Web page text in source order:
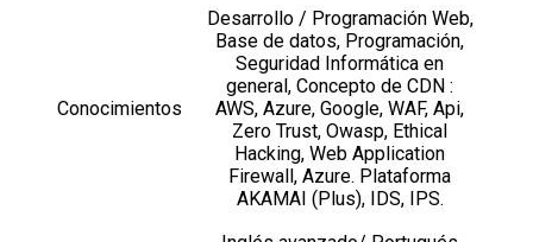
Conocimientos
Desarrollo / Programación Web,
Base de datos, Programación,
Seguridad Informática en
general, Concepto de CDN :
AWS, Azure, Google, WAF, Api,
Zero Trust, Owasp, Ethical
Hacking, Web Application
Firewall, Azure. Plataforma
AKAMAI (Plus), IDS, IPS.